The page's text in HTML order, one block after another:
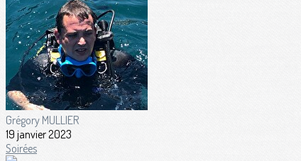
Grégory MULLIER
19 janvier 2023
Soirées